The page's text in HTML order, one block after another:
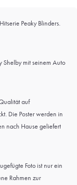
Peaky Blinders.
Shelby mit seinem Auto
auf
Die Poster werden in
nach Hause geliefert
Foto ist nur ein
Rahmen zur